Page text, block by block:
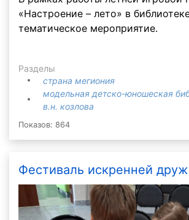
«Настроение – лето» в
тематическое мероприятие.
Разделы
страна мегиония
модельная детско-юношеская
в.н. козлова
Показов: 864
Фестиваль искренней